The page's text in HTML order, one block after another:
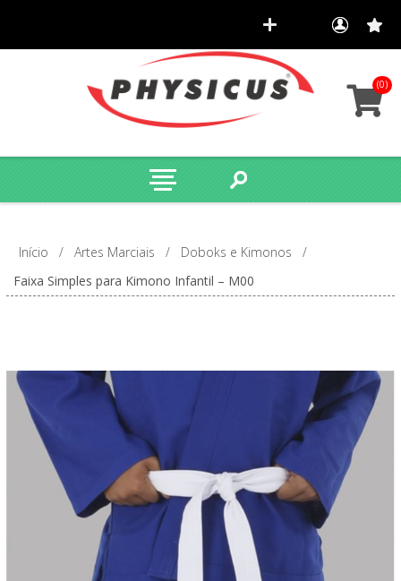
(0)
Início / Artes Marciais / Doboks e Kimonos
/
Faixa Simples para Kimono Infantil – M00